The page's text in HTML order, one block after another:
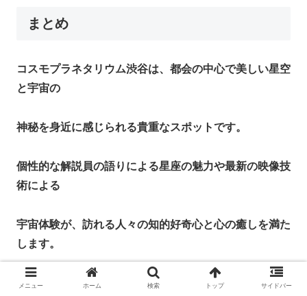
まとめ
コスモプラネタリウム渋谷は、都会の中心で美しい星空
と宇宙の
神秘を身近に感じられる貴重なスポットです。
個性的な解説員の語りによる星座の魅力や最新の映像技
術による
宇宙体験が、訪れる人々の知的好奇心と心の癒しを満た
します。
家族連れ、カップル、ソロでも楽しめるプログラムが揃
メニュー ホーム 検索 トップ サイドバー